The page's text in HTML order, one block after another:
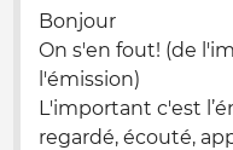
Bonjour
On s'en fout! (de
l'émission)
L'important c'est
regardé, écouté,